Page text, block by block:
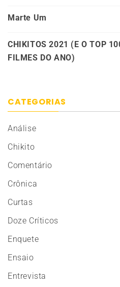
Marte Um
CHIKITOS 2021 (E O TOP
FILMES DO ANO)
CATEGORIAS
Análise
Chikito
Comentário
Crônica
Curtas
Doze Críticos
Enquete
Ensaio
Entrevista